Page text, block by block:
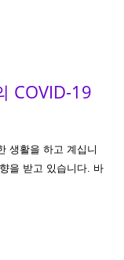
COVID-19
생활을 하고 계십니
을 받고 있습니다. 바